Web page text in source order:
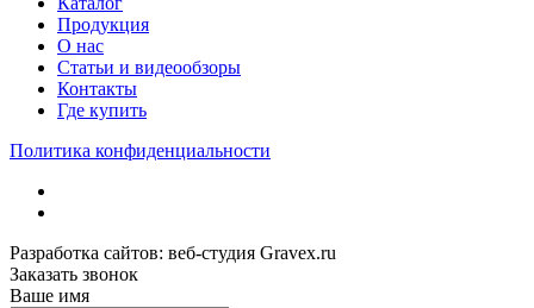
Продукция
О нас
Статьи и видеообзоры
Контакты
Где купить
Политика конфиденциальности
Разработка сайтов: веб-студия Gravex.ru
Заказать звонок
Ваше имя